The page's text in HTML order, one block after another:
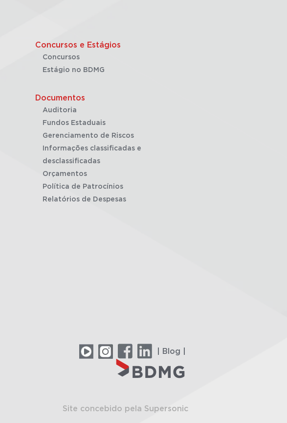
Concursos e Estágios
Concursos
Estágio no BDMG
Documentos
Auditoria
Fundos Estaduais
Gerenciamento de Riscos
Informações classificadas e
desclassificadas
Orçamentos
Política de Patrocínios
Relatórios de Despesas
| Blog |
Site concebido pela Supersonic